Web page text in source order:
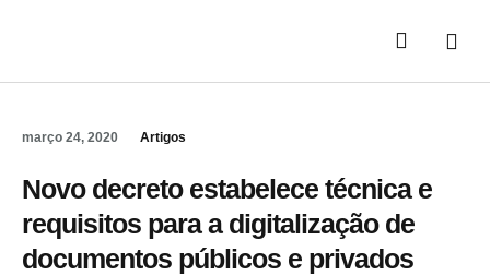
março 24, 2020 Artigos
Novo decreto estabelece técnica e
requisitos para a digitalização de
documentos públicos e privados